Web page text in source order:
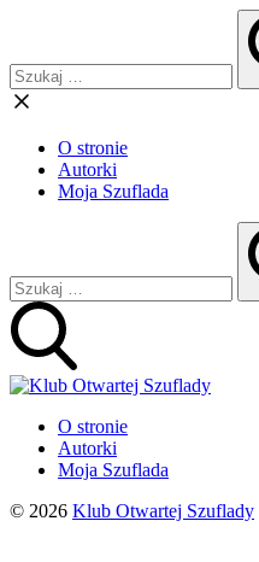
O stronie
Autorki
Moja Szuflada
O stronie
Autorki
Moja Szuflada
© 2026 Klub Otwartej Szuflady